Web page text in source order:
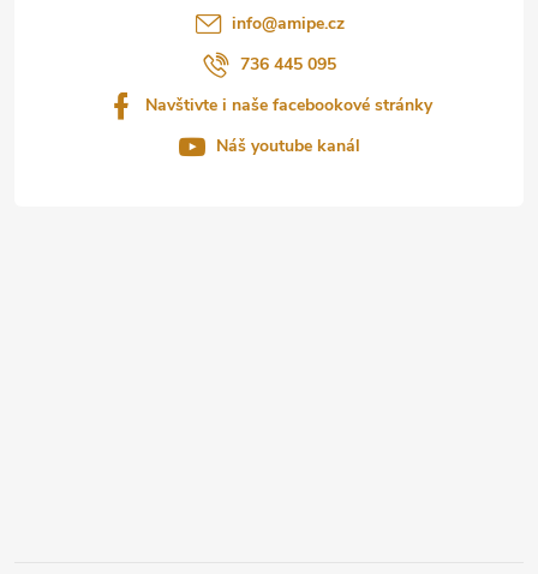
info@amipe.cz
736 445 095
Navštivte i naše facebookové stránky
Náš youtube kanál